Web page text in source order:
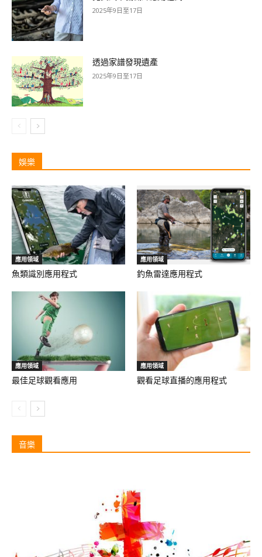
2025年9日至17日
透過家譜發現遺產
2025年9日至17日
娛樂
應用領域
魚類識別應用程式
應用領域
釣魚雷達應用程式
應用領域
最佳足球觀看應用
應用領域
觀看足球直播的應用程式
音樂